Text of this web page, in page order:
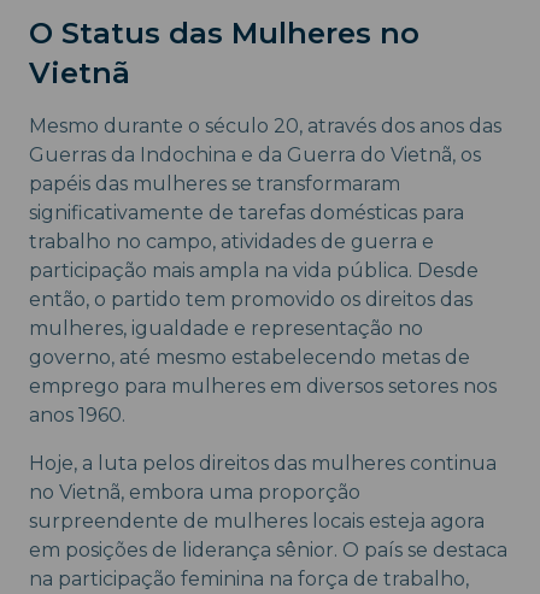
O Status das Mulheres no
Vietnã
Mesmo durante o século 20, através dos anos das
Guerras da Indochina e da Guerra do Vietnã, os
papéis das mulheres se transformaram
significativamente de tarefas domésticas para
trabalho no campo, atividades de guerra e
participação mais ampla na vida pública. Desde
então, o partido tem promovido os direitos das
mulheres, igualdade e representação no
governo, até mesmo estabelecendo metas de
emprego para mulheres em diversos setores nos
anos 1960.
Hoje, a luta pelos direitos das mulheres continua
no Vietnã, embora uma proporção
surpreendente de mulheres locais esteja agora
em posições de liderança sênior. O país se destaca
na participação feminina na força de trabalho,